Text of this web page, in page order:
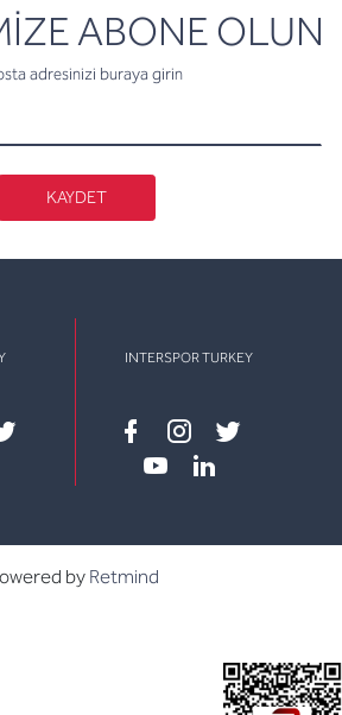
ABONE OLUN
adresinizi buraya girin
newsletter
KAYDET
INTERSPOR TURKEY
Facebook
instagram
twitter
by Retmind